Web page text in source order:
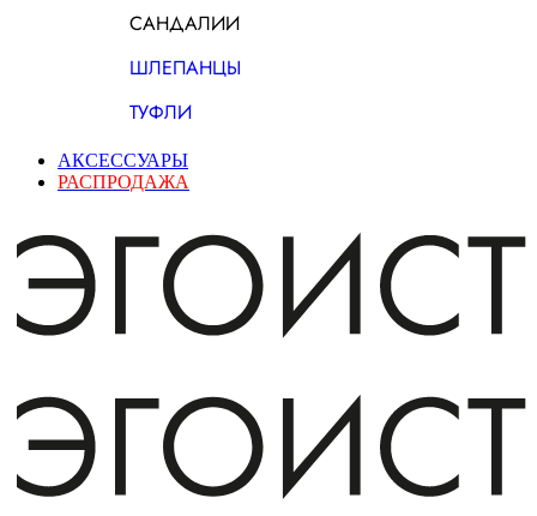
САНДАЛИИ
ШЛЕПАНЦЫ
ТУФЛИ
АКСЕССУАРЫ
РАСПРОДАЖА